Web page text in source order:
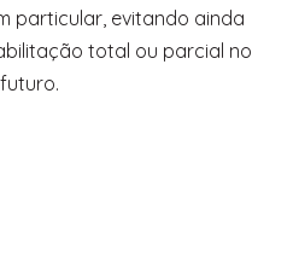
particular, evitando ainda
total ou parcial no
futuro.